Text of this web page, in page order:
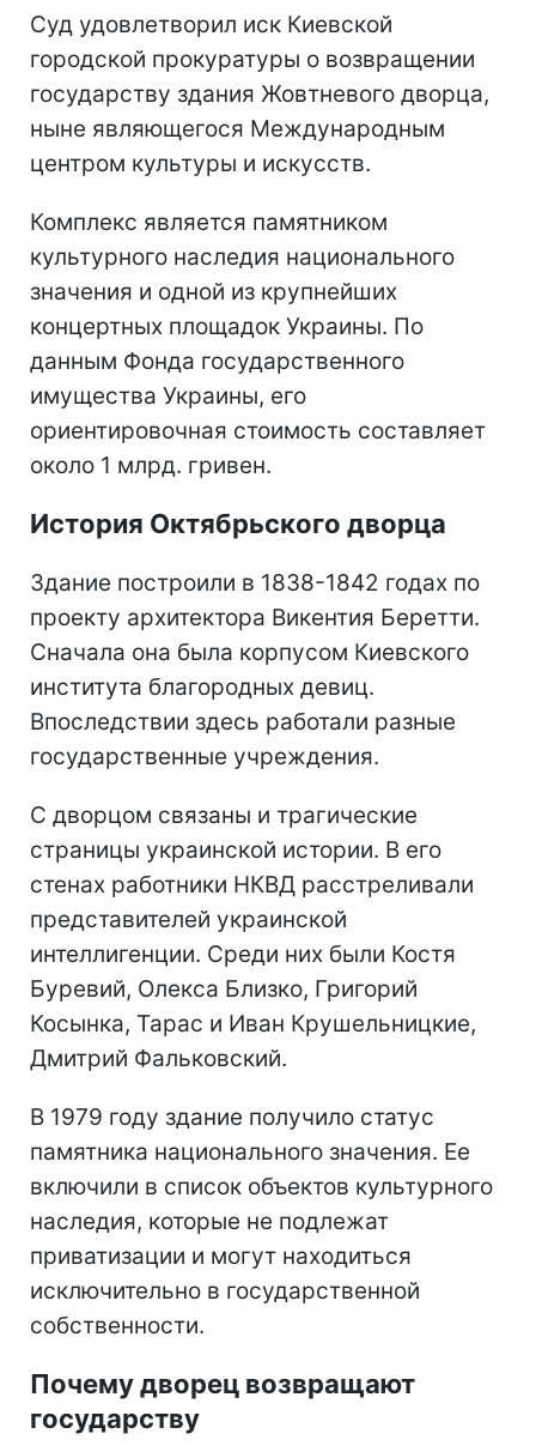
Суд удовлетворил иск Киевской
городской прокуратуры о возвращении
государству здания Жовтневого дворца,
ныне являющегося Международным
центром культуры и искусств.
Комплекс является памятником
культурного наследия национального
значения и одной из крупнейших
концертных площадок Украины. По
данным Фонда государственного
имущества Украины, его
ориентировочная стоимость составляет
около 1 млрд. гривен.
История Октябрьского дворца
Здание построили в 1838-1842 годах по
проекту архитектора Викентия Беретти.
Сначала она была корпусом Киевского
института благородных девиц.
Впоследствии здесь работали разные
государственные учреждения.
С дворцом связаны и трагические
страницы украинской истории. В его
стенах работники НКВД расстреливали
представителей украинской
интеллигенции. Среди них были Костя
Буревий, Олекса Близко, Григорий
Косынка, Тарас и Иван Крушельницкие,
Дмитрий Фальковский.
В 1979 году здание получило статус
памятника национального значения. Ее
включили в список объектов культурного
наследия, которые не подлежат
приватизации и могут находиться
исключительно в государственной
собственности.
Почему дворец возвращают
государству